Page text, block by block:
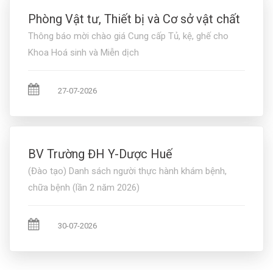
Phòng Vật tư, Thiết bị và Cơ sở vật chất
Thông báo mời chào giá Cung cấp Tủ, kệ, ghế cho
Khoa Hoá sinh và Miễn dịch
27-07-2026
BV Trường ĐH Y-Dược Huế
(Đào tạo) Danh sách người thực hành khám bệnh,
chữa bệnh (lần 2 năm 2026)
30-07-2026